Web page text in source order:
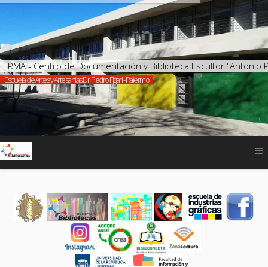
ERMA - Centro de Documentación y Biblioteca Escultor "Antonio
Escuela de Artes y Artesanías Dr. Pedro Figari - Palermo